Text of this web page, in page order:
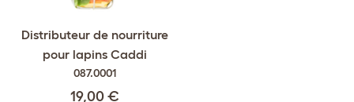
Distributeur de nourriture
pour lapins Caddi
087.0001
19,00 €